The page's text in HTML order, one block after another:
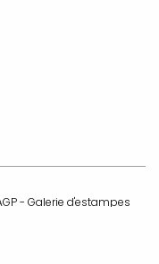
- Galerie d'estampes